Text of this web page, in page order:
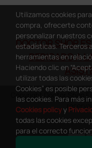
DOCTOR SHOP
DEDICADO A
Copyright Doctor Shop
Utilizamos cookies
compra, ofrecerte
personalizar nuestros
estadísticas. Terceros
herramientas en
Haciendo clic en
utilizar todas las
Cookies” es posible
las cookies. Para más
Cookies policyy
todas las cookies
para el correcto